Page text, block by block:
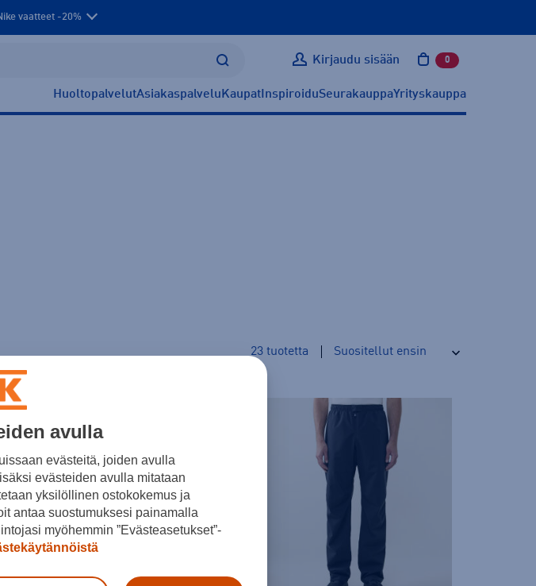
vaatteet -20%
Kirjaudu sisään 0 tuotetta
HuoltopalvelutAsiakaspalvelu Kaupat InspiroiduSeurakauppaYrityskauppa
23 tuotetta
avulla
evästeitä, joiden avulla
evästeiden avulla mitataan
yksilöllinen ostokokemus ja
antaa suostumuksesi painamalla
myöhemmin ”Evästeasetukset”-